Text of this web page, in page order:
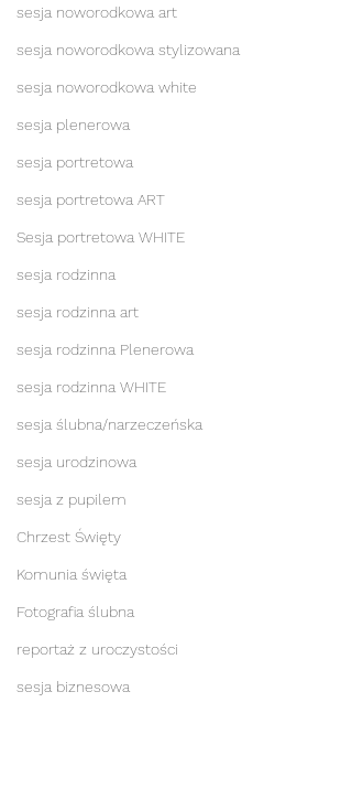
sesja noworodkowa art
sesja noworodkowa stylizowana
sesja noworodkowa white
sesja plenerowa
sesja portretowa
sesja portretowa ART
Sesja portretowa WHITE
sesja rodzinna
sesja rodzinna art
sesja rodzinna Plenerowa
sesja rodzinna WHITE
sesja ślubna/narzeczeńska
sesja urodzinowa
sesja z pupilem
Chrzest Święty
Komunia święta
Fotografia ślubna
reportaż z uroczystości
sesja biznesowa